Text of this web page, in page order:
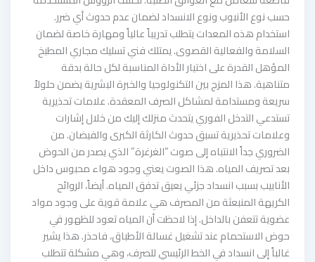
حسب نوع الأنبوب ونوع الانسداد لضمان عدم حدوث أي ضرر.
استخدام هذه المعدات يتطلب تدريباً عالياً ومهارة خاصة لضمان
السلامة والفعالية القصوى. يمتلك فني تسليك مجاري المطبخ
المؤهل القدرة على اختيار الأداة المناسبة لكل حالة بدقة
متناهية. هذا المزج بين التكنولوجيا والخبرة البشرية يضمن حلولاً
سريعة ومستدامة لمشاكل الصرف المعقدة. علامات تحذيرية
تستدعي التدخل الفوري يتحدث منزلك إليك من خلال إشارات
وعلامات تحذيرية تسبق حدوث الكارثة الكبرى والفيضان. من
الضروري جداً الانتباه إلى صوت “الغرغرة” الذي يصدر من الحوض
بعد تصريف المياه. هذا الصوت يعني وجود هواء محبوس داخل
الأنابيب بسبب انسداد جزئي يعيق تدفق المياه. أيضاً، الروائح
الكريهة المنبعثة من المصرف هي علامة قوية على وجود مواد
عضوية تتعفن بالداخل. إذا لاحظت أن المياه تعود للظهور في
حوض الاستحمام عند تشغيل غسالة الأطباق، فاحذر. هذا يشير
غالباً إلى انسداد في الخط الرئيسي للصرف، وهي مشكلة تتطلب